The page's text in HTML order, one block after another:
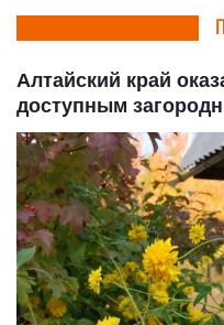
Алтайский край
доступным